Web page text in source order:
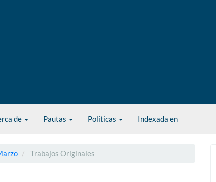
de Pautas Políticas Indexada en
Trabajos Originales